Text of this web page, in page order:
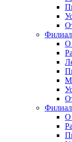
Филиал
О
Филиал
О